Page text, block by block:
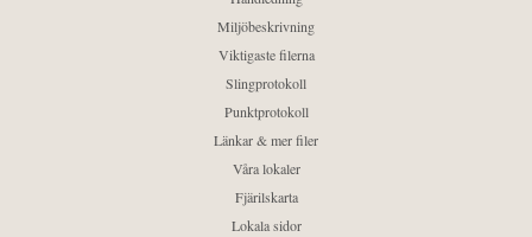
Miljöbeskrivning
Viktigaste filerna
Slingprotokoll
Punktprotokoll
Länkar & mer filer
Våra lokaler
Fjärilskarta
Lokala sidor